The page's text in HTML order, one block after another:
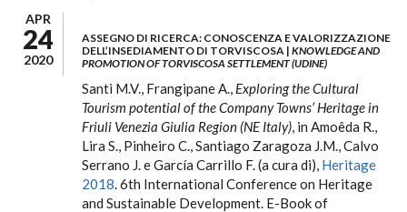
APR
24
2020
ASSEGNO DI RICERCA: CONOSCENZA E VALORIZZAZIONE
DELL’INSEDIAMENTO DI TORVISCOSA | KNOWLEDGE AND
PROMOTION OF TORVISCOSA SETTLEMENT (UDINE)
Santi M.V., Frangipane A., Exploring the Cultural
Tourism potential of the Company Towns’ Heritage in
Friuli Venezia Giulia Region (NE Italy), in Amoêda R.,
Lira S., Pinheiro C., Santiago Zaragoza J.M., Calvo
Serrano J. e García Carrillo F. (a cura di), Heritage
2018. 6th International Conference on Heritage
and Sustainable Development. E-Book of